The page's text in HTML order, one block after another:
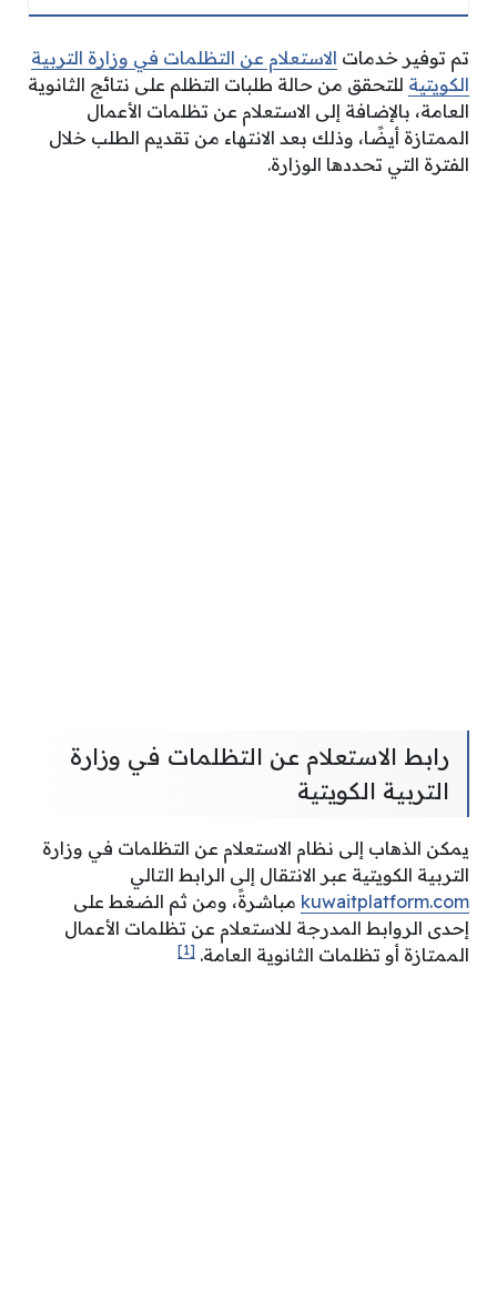
تم توفير خدمات الاستعلام عن التظلمات في وزارة التربية
الكويتية للتحقق من حالة طلبات التظلم على نتائج الثانوية
العامة، بالإضافة إلى الاستعلام عن تظلمات الأعمال
الممتازة أيضًا، وذلك بعد الانتهاء من تقديم الطلب خلال
الفترة التي تحددها الوزارة.
رابط الاستعلام عن التظلمات في وزارة
التربية الكويتية
يمكن الذهاب إلى نظام الاستعلام عن التظلمات في وزارة
التربية الكويتية عبر الانتقال إلى الرابط التالي
kuwaitplatform.com مباشرةً، ومن ثم الضغط على
إحدى الروابط المدرجة للاستعلام عن تظلمات الأعمال
الممتازة أو تظلمات الثانوية العامة. [1]